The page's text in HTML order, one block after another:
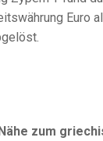
Euro
zum